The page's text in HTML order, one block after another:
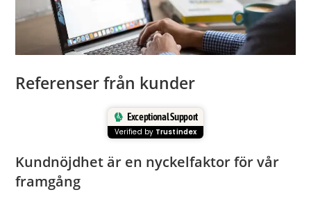
Referenser från kunder
Exceptional Support
Verified by Trustindex
Kundnöjdhet är en nyckelfaktor för vår
framgång